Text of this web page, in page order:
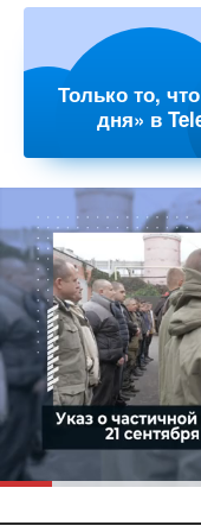
Только то,
дня» в